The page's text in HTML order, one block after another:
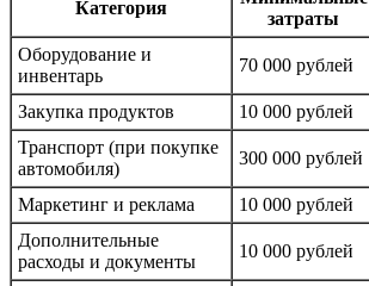
Категория
затраты
Оборудование и
инвентарь
70 000 рублей
Закупка продуктов 10 000 рублей
Транспорт (при покупке
автомобиля)
300 000 рублей
Маркетинг и реклама 10 000 рублей
Дополнительные
расходы и документы
10 000 рублей